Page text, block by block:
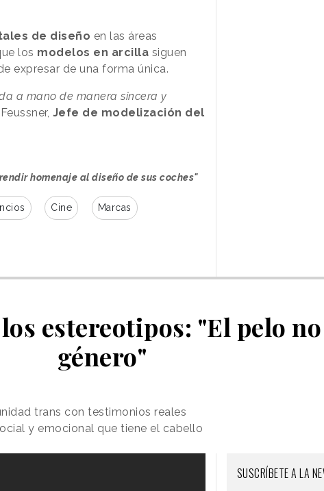
de diseño en las áreas
los modelos en arcilla siguen
expresar de una forma única.
a mano de manera sincera y
Jefe de modelización del
homenaje al diseño de sus coches"
Cine Marcas
estereotipos: "El pelo
género"
trans con testimonios reales
y emocional que tiene el cabello
SUSCRÍBETE A LA